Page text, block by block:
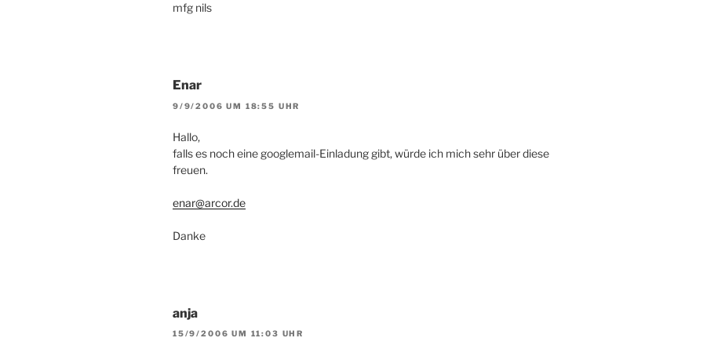
mfg nils
Enar
9/9/2006 UM 18:55 UHR
Hallo,
falls es noch eine googlemail-Einladung gibt, würde ich mich sehr über diese
freuen.
enar@arcor.de
Danke
anja
15/9/2006 UM 11:03 UHR